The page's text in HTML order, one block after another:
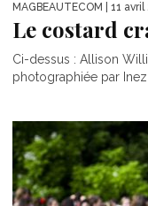
MAGBEAUTECOM | 11
Le costard
Ci-dessus : Allison
photographiée par